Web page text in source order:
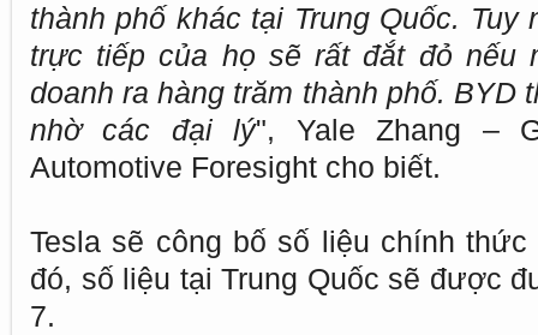
thành phố khác tại Trung Quốc. Tuy
trực tiếp của họ sẽ rất đắt đỏ nếu
doanh ra hàng trăm thành phố. BYD
nhờ các đại lý", Yale Zhang –
Automotive Foresight cho biết.
Tesla sẽ công bố số liệu chính
đó, số liệu tại Trung Quốc sẽ được
7.